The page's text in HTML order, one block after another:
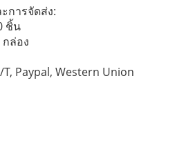
การจัดส่ง:
ชิ้น
ล่อง
T, Paypal, Western Union